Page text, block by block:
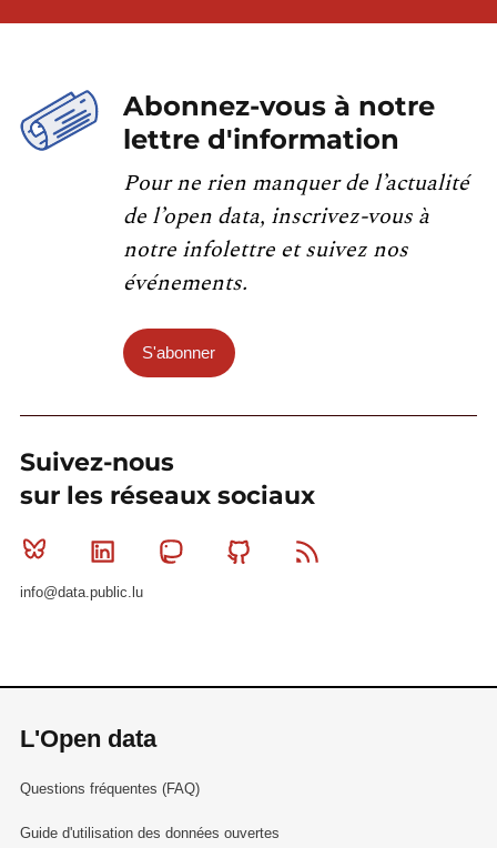
Abonnez-vous à notre
lettre d'information
Pour ne rien manquer de l’actualité
de l’open data, inscrivez-vous à
notre infolettre et suivez nos
événements.
S'abonner
Suivez-nous
sur les réseaux sociaux
Bluesky Linkedin MastodonGithub
info@data.public.lu
L'Open data
Questions fréquentes (FAQ)
Guide d'utilisation des données ouvertes